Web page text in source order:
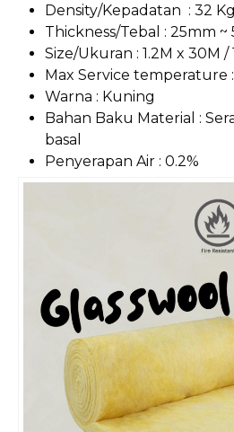
Density/Kepadatan : 32
Thickness/Tebal : 25mm ~
Size/Ukuran : 1.2M x 30M /
Max Service temperature :
Warna : Kuning
Bahan Baku Material :
basal
Penyerapan Air : 0.2%